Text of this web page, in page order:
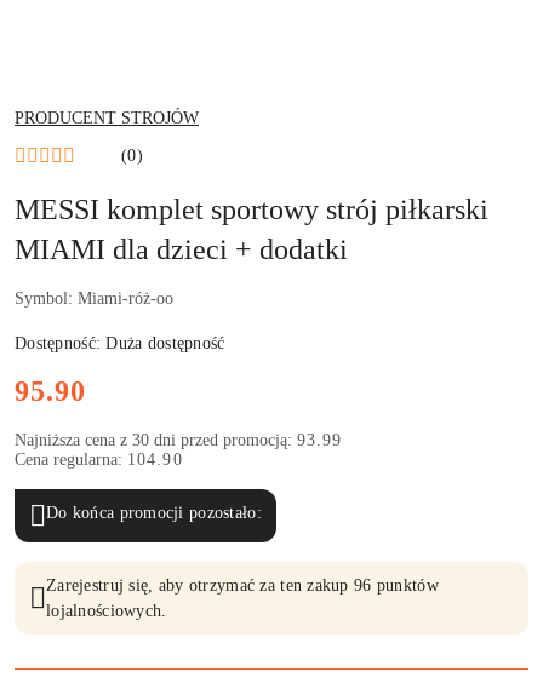
NAZWA
PRODUCENTA:
PRODUCENT STROJÓW
(0)
MESSI komplet sportowy strój piłkarski
MIAMI dla dzieci + dodatki
Symbol: Miami-róż-oo
Dostępność:Duża dostępność
Cena:
95.90
Najniższa cena z 30 dni przed promocją: 93.99
Cena regularna: 104.90
Do końca promocji pozostało:
Zarejestruj się, aby otrzymać za ten zakup 96 punktów
lojalnościowych.